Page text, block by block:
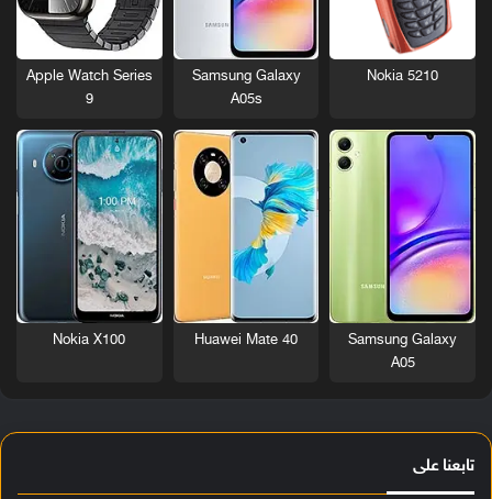
Nokia 5210
Samsung Galaxy
A05s
Apple Watch Series
9
Samsung Galaxy
A05
Huawei Mate 40
Nokia X100
تابعنا على